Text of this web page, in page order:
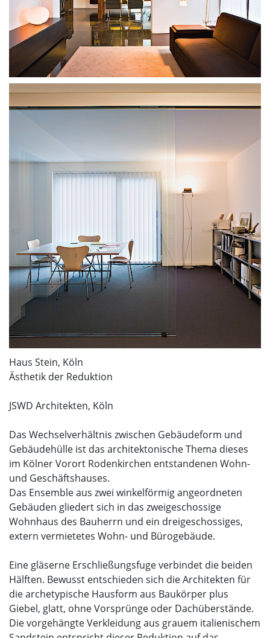
Haus Stein, Köln
Ästhetik der Reduktion
JSWD Architekten, Köln
Das Wechselverhältnis zwischen Gebäudeform und
Gebäudehülle ist das architektonische Thema dieses
im Kölner Vorort Rodenkirchen entstandenen Wohn-
und Geschäftshauses.
Das Ensemble aus zwei winkelförmig angeordneten
Gebäuden gliedert sich in das zweigeschossige
Wohnhaus des Bauherrn und ein dreigeschossiges,
extern vermietetes Wohn- und Bürogebäude.
Eine gläserne Erschließungsfuge verbindet die beiden
Hälften. Bewusst entschieden sich die Architekten für
die archetypische Hausform aus Baukörper plus
Giebel, glatt, ohne Vorsprünge oder Dachüberstände.
Die vorgehängte Verkleidung aus grauem italienischem